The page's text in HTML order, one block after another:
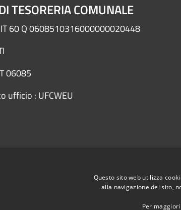
TESORERIA COMUNALE
IT 60 Q 0608510316000000020448
06085
ufficio : UFCWEU
Sitemap
Questo sito web utilizza
alla navigazione del sito,
Per